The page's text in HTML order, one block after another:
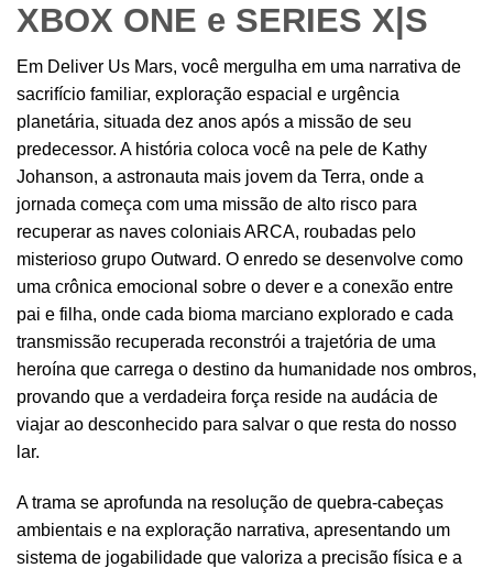
XBOX ONE e SERIES X|S
Em Deliver Us Mars, você mergulha em uma narrativa de
sacrifício familiar, exploração espacial e urgência
planetária, situada dez anos após a missão de seu
predecessor. A história coloca você na pele de Kathy
Johanson, a astronauta mais jovem da Terra, onde a
jornada começa com uma missão de alto risco para
recuperar as naves coloniais ARCA, roubadas pelo
misterioso grupo Outward. O enredo se desenvolve como
uma crônica emocional sobre o dever e a conexão entre
pai e filha, onde cada bioma marciano explorado e cada
transmissão recuperada reconstrói a trajetória de uma
heroína que carrega o destino da humanidade nos ombros,
provando que a verdadeira força reside na audácia de
viajar ao desconhecido para salvar o que resta do nosso
lar.
A trama se aprofunda na resolução de quebra-cabeças
ambientais e na exploração narrativa, apresentando um
sistema de jogabilidade que valoriza a precisão física e a